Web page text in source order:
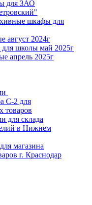
для ЗАО
шкафы для
август 2024г
школы май 2025г
апрель 2025г
С-2 для
товаров
для склада
в Нижнем
магазина
г. Краснодар